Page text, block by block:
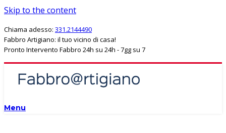
Skip to the content
Chiama adesso: 331.2144490
Fabbro Artigiano: il tuo vicino di casa!
Pronto Intervento Fabbro 24h su 24h - 7gg su 7
Menu